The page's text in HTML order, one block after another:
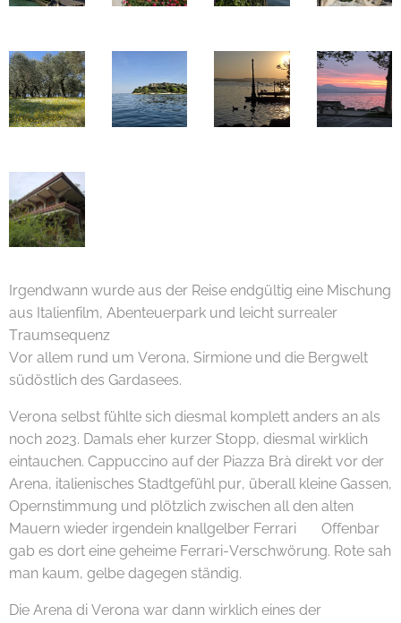
Irgendwann wurde aus der Reise endgültig eine Mischung
aus Italienfilm, Abenteuerpark und leicht surrealer
Traumsequenz 😄🌊✨
Vor allem rund um Verona, Sirmione und die Bergwelt
südöstlich des Gardasees.
Verona selbst fühlte sich diesmal komplett anders an als
noch 2023. Damals eher kurzer Stopp, diesmal wirklich
eintauchen. Cappuccino auf der Piazza Brà direkt vor der
Arena, italienisches Stadtgefühl pur, überall kleine Gassen,
Opernstimmung und plötzlich zwischen all den alten
Mauern wieder irgendein knallgelber Ferrari 😄 Offenbar
gab es dort eine geheime Ferrari-Verschwörung. Rote sah
man kaum, gelbe dagegen ständig.
Die Arena di Verona war dann wirklich eines der